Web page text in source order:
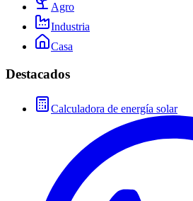
Agro
Industria
Casa
Destacados
Calculadora de energía solar